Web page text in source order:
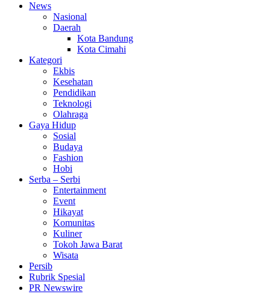
News
Nasional
Daerah
Kota Bandung
Kota Cimahi
Kategori
Ekbis
Kesehatan
Pendidikan
Teknologi
Olahraga
Gaya Hidup
Sosial
Budaya
Fashion
Hobi
Serba – Serbi
Entertainment
Event
Hikayat
Komunitas
Kuliner
Tokoh Jawa Barat
Wisata
Persib
Rubrik Spesial
PR Newswire